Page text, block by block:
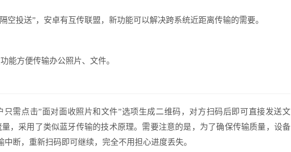
空投送”，安卓有互传联盟，新功能可以解决跨系统近距离传输的需要。
能方便传输办公照片、文件。
只需点击”面对面收照片和文件”选项生成二维码，对方扫码后即可直接发送文
，采用了类似蓝牙传输的技术原理。需要注意的是，为了确保传输质量，设备
断，重新扫码即可继续，完全不用担心进度丢失。